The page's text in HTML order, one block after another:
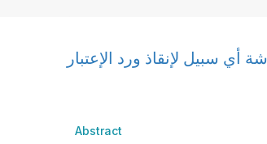
أي سبيل لإنقاذ ورد الإعتبار
Abstract